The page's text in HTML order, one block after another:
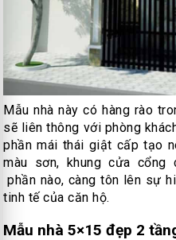
Mẫu nhà này có hàng rào
sẽ liên thông với phòng
phần mái thái giật cấp tạo
màu sơn, khung cửa cổng
phần nào, càng tôn lên sự
tinh tế của căn hộ.
Mẫu nhà 5×15 đẹp 2